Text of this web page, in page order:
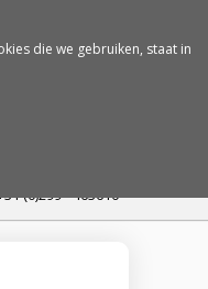
(0)299 - 463610
die we gebruiken, staat in